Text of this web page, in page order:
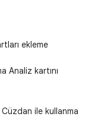
ekleme
Analiz kartını
ile kullanma